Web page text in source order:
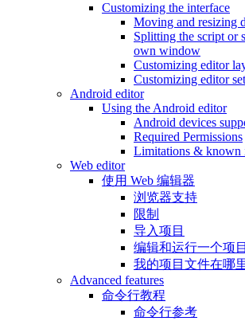
Customizing the interface
Moving and resizing
Splitting the script or
own window
Customizing editor
Customizing editor
Android editor
Using the Android editor
Android devices
Required Permissions
Limitations & known
Web editor
使用 Web 编辑器
浏览器支持
限制
导入项目
编辑和运行一个项目
我的项目文件在哪
Advanced features
命令行教程
命令行参考